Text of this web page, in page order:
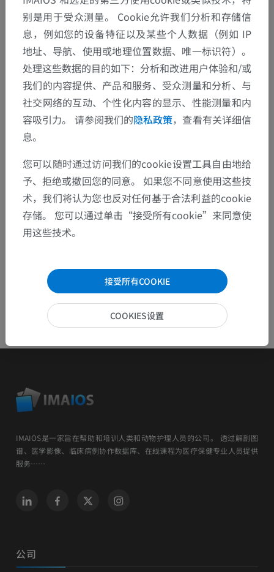
翻译
发现错误？
欢迎提出更正、翻译或内容改进的建议。
检举错误
下载APP
IMAIOS是一家旨在帮助和培训人类和动物护理人员的公司。 透过解剖图
谱、医学影像、临床病例协作数据库、在线课程为医疗保健专业人员提供
服务……
公司
别是用于受众测量。 Cookie允许我们分析和存储信
息，例如您的设备特征以及某些个人数据（例如 IP
地址、导航、使用或地理位置数据、唯一标识符）。
处理这些数据的目的如下：分析和改进用户体验和/或
我们的内容提供、产品和服务、受众测量和分析、与
社交网络的互动、个性化内容的显示、性能测量和内
容吸引力。 请参阅我们的隐私政策，查看有关详细信
息。
您可以随时通过访问我们的cookie设置工具自由地给
予、拒绝或撤回您的同意。 如果您不同意使用这些技
术，我们将认为您也反对任何基于合法利益的cookie
存储。 您可以通过单击“接受所有cookie”来同意使
用这些技术。
接受所有COOKIE
COOKIES设置